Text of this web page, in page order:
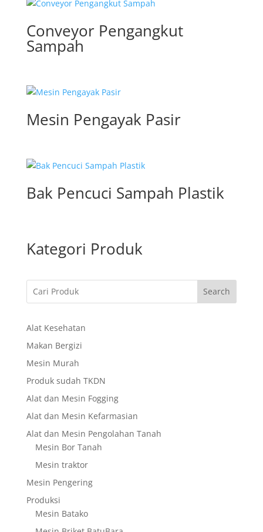
Conveyor Pengangkut
Sampah
Mesin Pengayak Pasir
Bak Pencuci Sampah Plastik
Kategori Produk
Search
Alat Kesehatan
Makan Bergizi
Mesin Murah
Produk sudah TKDN
Alat dan Mesin Fogging
Alat dan Mesin Kefarmasian
Alat dan Mesin Pengolahan Tanah
Mesin Bor Tanah
Mesin traktor
Mesin Pengering
Produksi
Mesin Batako